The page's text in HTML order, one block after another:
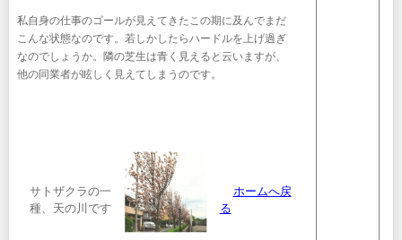
私自身の仕事のゴールが見えてきたこの期に及んでまだ
こんな状態なのです。若しかしたらハードルを上げ過ぎ
なのでしょうか。隣の芝生は青く見えると云いますが、
他の同業者が眩しく見えてしまうのです。
サトザクラの一
種、天の川です
ホームへ戻
る